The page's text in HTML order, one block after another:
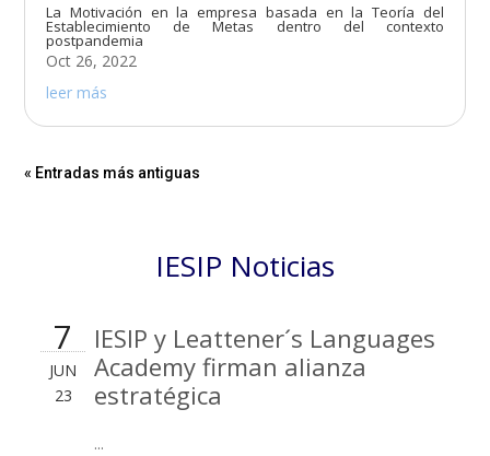
La Motivación en la empresa basada en la Teoría del
Establecimiento de Metas dentro del contexto
postpandemia
Oct 26, 2022
leer más
« Entradas más antiguas
IESIP Noticias
7
JUN
23
IESIP y Leattener´s Languages
Academy firman alianza
estratégica
...